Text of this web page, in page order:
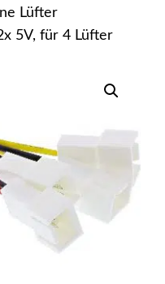
Lüfter
5V, für 4 Lüfter